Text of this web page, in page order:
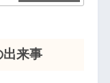
来事